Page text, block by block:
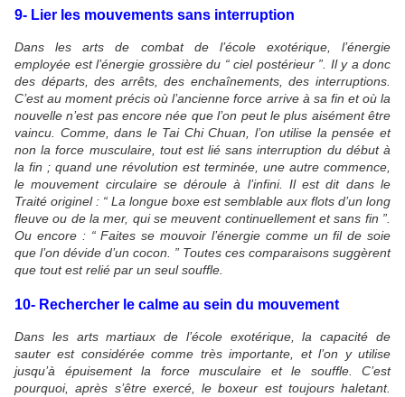
9- Lier les mouvements sans interruption
Dans les arts de combat de l’école exotérique, l’énergie
employée est l’énergie grossière du “ ciel postérieur ”. Il y a donc
des départs, des arrêts, des enchaînements, des interruptions.
C’est au moment précis où l’ancienne force arrive à sa fin et où la
nouvelle n’est pas encore née que l’on peut le plus aisément être
vaincu. Comme, dans le Tai Chi Chuan, l’on utilise la pensée et
non la force musculaire, tout est lié sans interruption du début à
la fin ; quand une révolution est terminée, une autre commence,
le mouvement circulaire se déroule à l’infini. Il est dit dans le
Traité originel : “ La longue boxe est semblable aux flots d’un long
fleuve ou de la mer, qui se meuvent continuellement et sans fin ”.
Ou encore : “ Faites se mouvoir l’énergie comme un fil de soie
que l’on dévide d’un cocon. ” Toutes ces comparaisons suggèrent
que tout est relié par un seul souffle.
10- Rechercher le calme au sein du mouvement
Dans les arts martiaux de l’école exotérique, la capacité de
sauter est considérée comme très importante, et l’on y utilise
jusqu’à épuisement la force musculaire et le souffle. C’est
pourquoi, après s’être exercé, le boxeur est toujours haletant.